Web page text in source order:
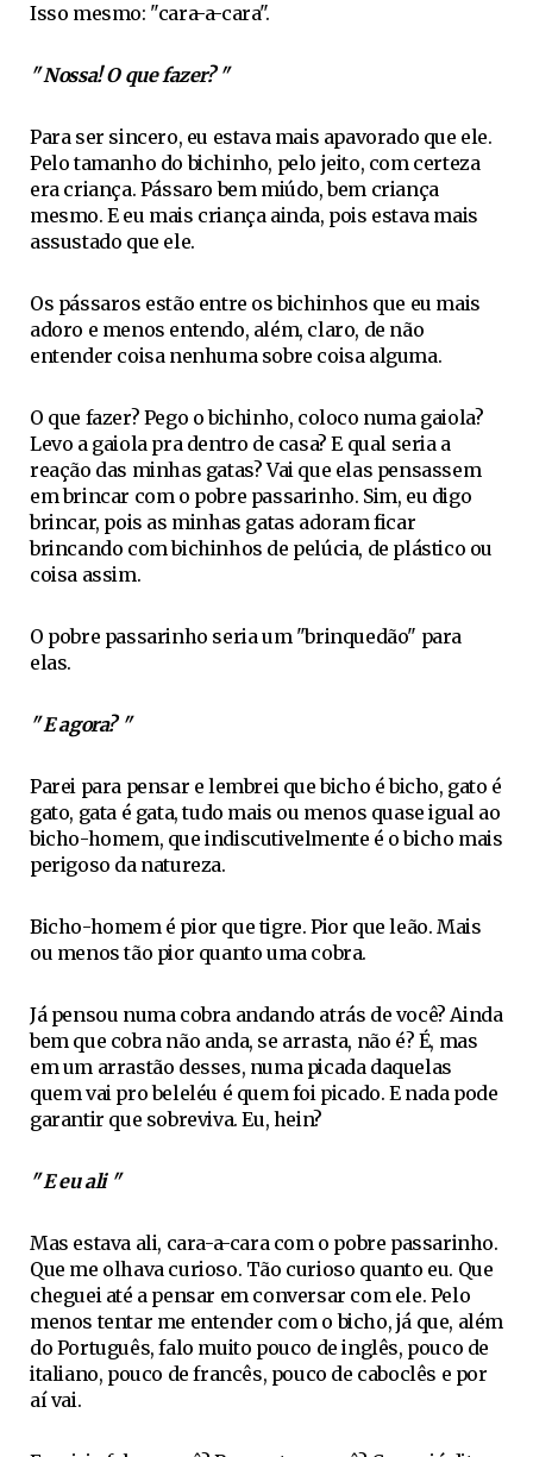
Isso mesmo: "cara-a-cara".
" Nossa! O que fazer? "
Para ser sincero, eu estava mais apavorado que ele.
Pelo tamanho do bichinho, pelo jeito, com certeza
era criança. Pássaro bem miúdo, bem criança
mesmo. E eu mais criança ainda, pois estava mais
assustado que ele.
Os pássaros estão entre os bichinhos que eu mais
adoro e menos entendo, além, claro, de não
entender coisa nenhuma sobre coisa alguma.
O que fazer? Pego o bichinho, coloco numa gaiola?
Levo a gaiola pra dentro de casa? E qual seria a
reação das minhas gatas? Vai que elas pensassem
em brincar com o pobre passarinho. Sim, eu digo
brincar, pois as minhas gatas adoram ficar
brincando com bichinhos de pelúcia, de plástico ou
coisa assim.
O pobre passarinho seria um "brinquedão" para
elas.
" E agora? "
Parei para pensar e lembrei que bicho é bicho, gato é
gato, gata é gata, tudo mais ou menos quase igual ao
bicho-homem, que indiscutivelmente é o bicho mais
perigoso da natureza.
Bicho-homem é pior que tigre. Pior que leão. Mais
ou menos tão pior quanto uma cobra.
Já pensou numa cobra andando atrás de você? Ainda
bem que cobra não anda, se arrasta, não é? É, mas
em um arrastão desses, numa picada daquelas
quem vai pro beleléu é quem foi picado. E nada pode
garantir que sobreviva. Eu, hein?
" E eu ali "
Mas estava ali, cara-a-cara com o pobre passarinho.
Que me olhava curioso. Tão curioso quanto eu. Que
cheguei até a pensar em conversar com ele. Pelo
menos tentar me entender com o bicho, já que, além
do Português, falo muito pouco de inglês, pouco de
italiano, pouco de francês, pouco de caboclês e por
aí vai.